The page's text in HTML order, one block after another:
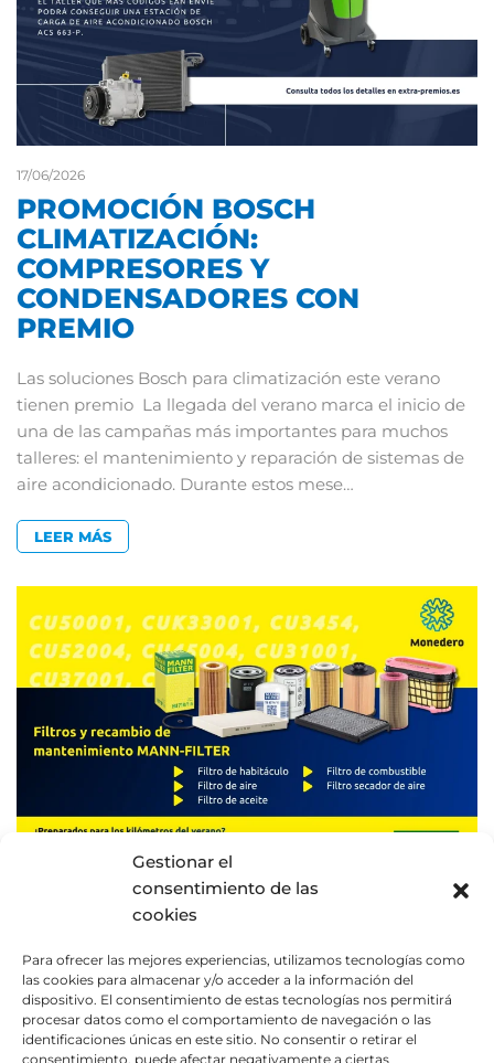
Gestionar el
consentimiento de las
cookies
Para ofrecer las mejores experiencias, utilizamos tecnologías como
las cookies para almacenar y/o acceder a la información del
dispositivo. El consentimiento de estas tecnologías nos permitirá
procesar datos como el comportamiento de navegación o las
identificaciones únicas en este sitio. No consentir o retirar el
consentimiento, puede afectar negativamente a ciertas
17/06/2026
PROMOCIÓN BOSCH
CLIMATIZACIÓN:
COMPRESORES Y
CONDENSADORES CON
PREMIO
Las soluciones Bosch para climatización este verano
tienen premio La llegada del verano marca el inicio de
una de las campañas más importantes para muchos
talleres: el mantenimiento y reparación de sistemas de
aire acondicionado. Durante estos mese…
LEER MÁS
FILTROS Y RECAMBIO DE
MANTENIMIENTO MANN-
FILTER: PREPARADOS PARA
LOS KILÓMETROS DEL VERANO